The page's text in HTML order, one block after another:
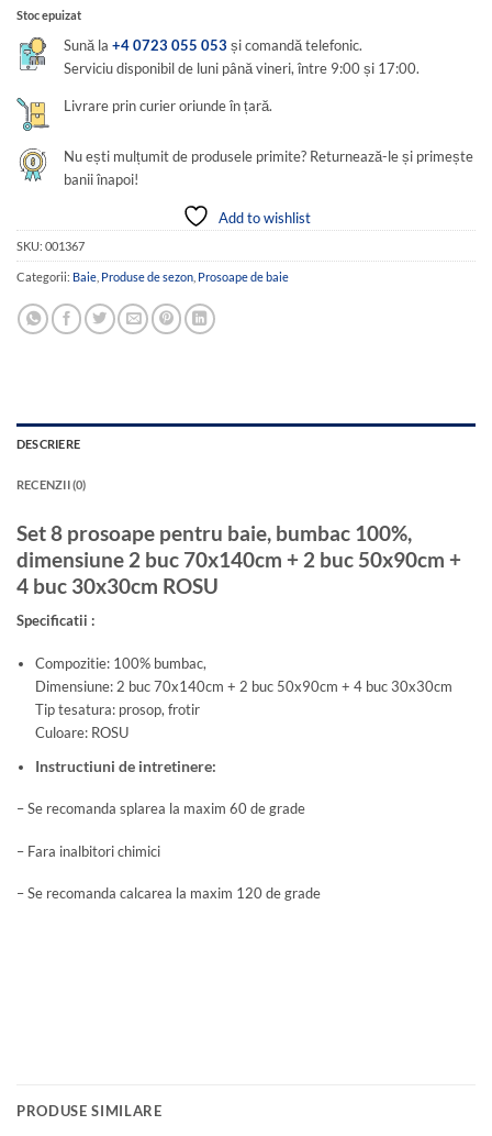
Stoc epuizat
Sună la+4 0723 055 053 și comandă telefonic.
Serviciu disponibil de luni până vineri, între 9:00 și 17:00.
Livrare prin curier oriunde în țară.
Nu ești mulțumit de produsele primite? Returnează-le și primește
banii înapoi!
Add to wishlist
SKU: 001367
Categorii: Baie Produse de sezon Prosoape de baie
DESCRIERE
RECENZII (0)
Set 8 prosoape pentru baie, bumbac 100%,
dimensiune 2 buc 70x140cm + 2 buc 50x90cm +
4 buc 30x30cm ROSU
Specificatii :
Compozitie: 100% bumbac,
Dimensiune: 2 buc 70x140cm + 2 buc 50x90cm + 4 buc 30x30cm
Tip tesatura: prosop, frotir
Culoare: ROSU
Instructiuni de intretinere:
– Se recomanda splarea la maxim 60 de grade
– Fara inalbitori chimici
– Se recomanda calcarea la maxim 120 de grade
PRODUSE SIMILARE